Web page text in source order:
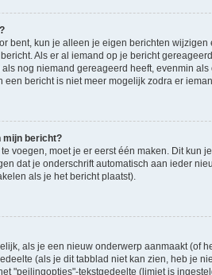
bent, kun je alleen je eigen berichten
Als er al iemand op je bericht
nog niemand gereageerd heeft, evenmin
bericht is niet meer mogelijk zodra er
mijn bericht?
voegen, moet je er eerst één maken. Dit kun
dat je onderschrift automatisch aan ieder
als je het bericht plaatst).
als je een nieuw onderwerp aanmaakt (of
(als je dit tabblad niet kan zien, heb je
"peilingopties"-tekstgedeelte (limiet is